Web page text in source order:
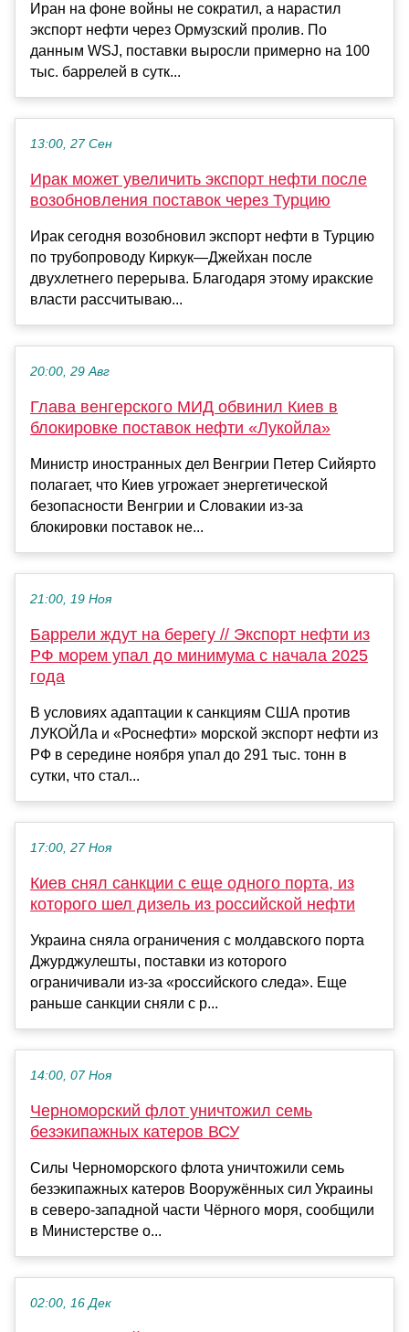
Иран на фоне войны не сократил, а нарастил
экспорт нефти через Ормузский пролив. По
данным WSJ, поставки выросли примерно на 100
тыс. баррелей в сутк...
13:00, 27 Сен
Ирак может увеличить экспорт нефти после
возобновления поставок через Турцию
Ирак сегодня возобновил экспорт нефти в Турцию
по трубопроводу Киркук—Джейхан после
двухлетнего перерыва. Благодаря этому иракские
власти рассчитываю...
20:00, 29 Авг
Глава венгерского МИД обвинил Киев в
блокировке поставок нефти «Лукойла»
Министр иностранных дел Венгрии Петер Сийярто
полагает, что Киев угрожает энергетической
безопасности Венгрии и Словакии из-за
блокировки поставок не...
21:00, 19 Ноя
Баррели ждут на берегу // Экспорт нефти из
РФ морем упал до минимума с начала 2025
года
В условиях адаптации к санкциям США против
ЛУКОЙЛа и «Роснефти» морской экспорт нефти из
РФ в середине ноября упал до 291 тыс. тонн в
сутки, что стал...
17:00, 27 Ноя
Киев снял санкции с еще одного порта, из
которого шел дизель из российской нефти
Украина сняла ограничения с молдавского порта
Джурджулешты, поставки из которого
ограничивали из-за «российского следа». Еще
раньше санкции сняли с р...
14:00, 07 Ноя
Черноморский флот уничтожил семь
безэкипажных катеров ВСУ
Силы Черноморского флота уничтожили семь
безэкипажных катеров Вооружённых сил Украины
в северо-западной части Чёрного моря, сообщили
в Министерстве о...
02:00, 16 Дек